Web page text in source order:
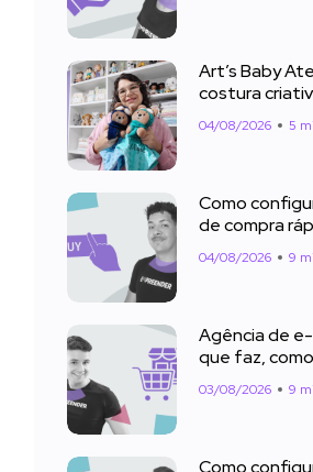
Art’s Baby
costura
04/08/2026 5
Como
de compra
04/08/2026 9
Agência de
que faz, como
03/08/2026 9